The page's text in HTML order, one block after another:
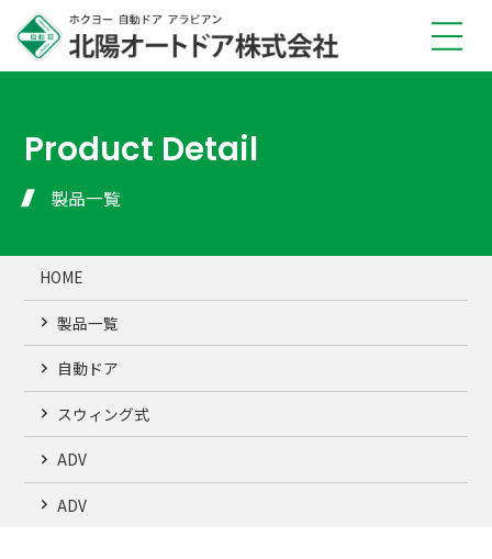
TOP
製品情報
お知らせ 安全に使用するために
プライバシーポリシー
製品見積・ご相談はこちら（平日 9〜17時）
Product Detail
製品一覧
HOME
製品一覧
自動ドア
スウィング式
ADV
ADV